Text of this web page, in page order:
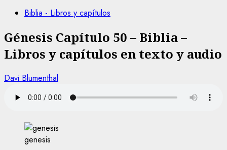
Biblia - Libros y capítulos
Génesis Capítulo 50 – Biblia –
Libros y capítulos en texto y audio
Davi Blumenthal
genesis